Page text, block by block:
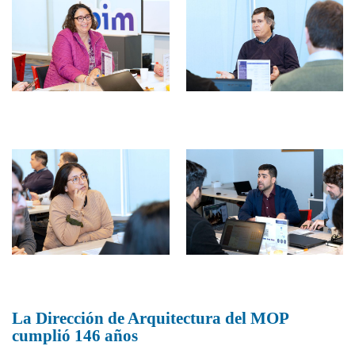
La Dirección de Arquitectura del MOP
cumplió 146 años